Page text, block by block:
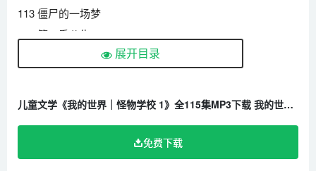
113 僵尸的一场梦
112 第二季公告
109 地洞探险2 击杀末影龙
106 防疫特别篇
展开目录
儿童文学《我的世界｜怪物学校 1》全115集MP3下载 我的世界之梦想大陆二百度云网盘
免费下载